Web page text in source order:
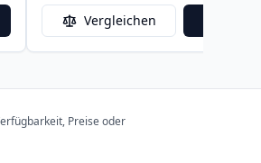
Vergleichen
Preise oder